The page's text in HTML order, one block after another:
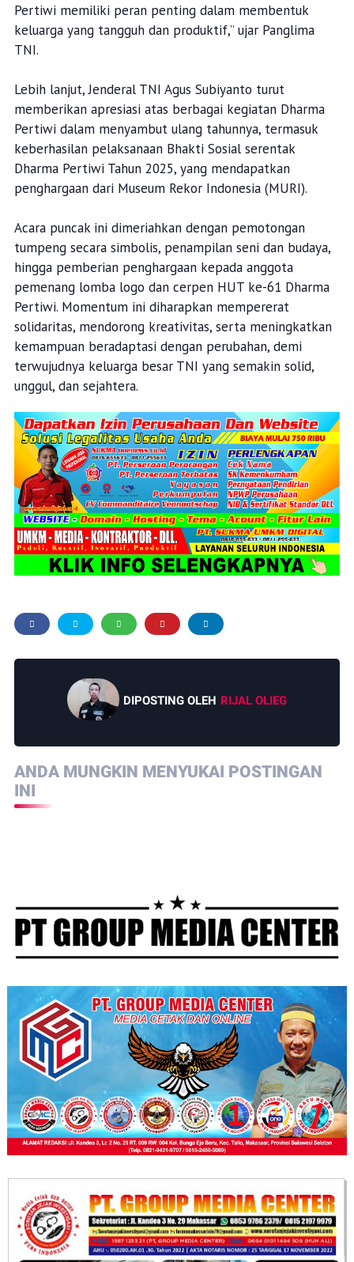
Pertiwi memiliki peran penting dalam membentuk
keluarga yang tangguh dan produktif,” ujar Panglima
TNI.
Lebih lanjut, Jenderal TNI Agus Subiyanto turut
memberikan apresiasi atas berbagai kegiatan Dharma
Pertiwi dalam menyambut ulang tahunnya, termasuk
keberhasilan pelaksanaan Bhakti Sosial serentak
Dharma Pertiwi Tahun 2025, yang mendapatkan
penghargaan dari Museum Rekor Indonesia (MURI).
Acara puncak ini dimeriahkan dengan pemotongan
tumpeng secara simbolis, penampilan seni dan budaya,
hingga pemberian penghargaan kepada anggota
pemenang lomba logo dan cerpen HUT ke-61 Dharma
Pertiwi. Momentum ini diharapkan mempererat
solidaritas, mendorong kreativitas, serta meningkatkan
kemampuan beradaptasi dengan perubahan, demi
terwujudnya keluarga besar TNI yang semakin solid,
unggul, dan sejahtera.
DIPOSTING OLEH RIJAL OLIEG
ANDA MUNGKIN MENYUKAI POSTINGAN
INI